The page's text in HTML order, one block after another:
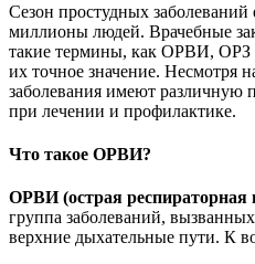
Сезон простудных заболеваний
миллионы людей. Врачебные
такие термины, как ОРВИ,
их точное значение. Несмотря
заболевания имеют различную
при лечении и профилактике.
Что такое ОРВИ?
ОРВИ (острая респираторная
группа заболеваний,
верхние дыхательные пути. К